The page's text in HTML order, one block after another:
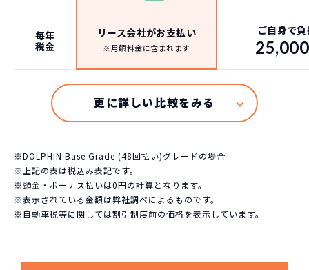
毎年
税金
リース会社がお支払い
※月額料金に含まれます
ご自身で
25,000
※DOLPHIN Base Grade (48回払い)グレードの場合
※上記の表は税込み表記です。
※頭金・ボーナス払いは0円の計算となります。
※表示されている金額は弊社調べによるものです。
※自動車税等に関しては割引制度前の価格を表示しています。